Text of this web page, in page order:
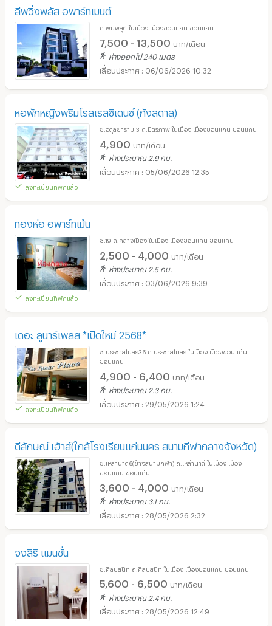
ลีพวิ่งพลัส อพาร์ทเมนต์
ถ.พิมพสุต ในเมือง เมืองขอนแก่น ขอนแก่น
7,500 - 13,500 บาท/เดือน
ห่างออกไป 240 เมตร
06/06/2026 10:32
หอพักหญิงพริมโรสเรสซิเดนซ์ (กังสดาล)
ลงทะเบียนที่พักแล้ว
ซ.อดุลยาราม 3 ถ.มิตรภาพ ในเมือง เมืองขอนแก่น ขอนแก่น
4,900 บาท/เดือน
ห่างประมาณ 2.9 กม.
05/06/2026 12:35
ทองห่อ อพาร์ทเม้น
ลงทะเบียนที่พักแล้ว
ซ.19 ถ.กลางเมือง ในเมือง เมืองขอนแก่น ขอนแก่น
2,500 - 4,000 บาท/เดือน
ห่างประมาณ 2.5 กม.
03/06/2026 9:39
เดอะ ลูนาร์เพลส *เปิดใหม่ 2568*
ลงทะเบียนที่พักแล้ว
ซ.ประชาสโมสร36 ถ.ประชาสโมสร ในเมือง เมืองขอนแก่น
ขอนแก่น
4,900 - 6,400 บาท/เดือน
ห่างประมาณ 2.3 กม.
29/05/2026 1:24
ดีลักษณ์ เฮ้าส์(ใกล้โรงเรียนแก่นนคร สนามกีฬากลางจังหวัด)
ซ.เหล่านาดี6(ข้างสนามกีฬา) ถ.เหล่านาดี ในเมือง เมือง
ขอนแก่น ขอนแก่น
3,600 - 4,000 บาท/เดือน
ห่างประมาณ 3.1 กม.
28/05/2026 2:32
จงสิริ แมนชั่น
ซ.ศิลปสนิท ถ.ศิลปสนิท ในเมือง เมืองขอนแก่น ขอนแก่น
5,600 - 6,500 บาท/เดือน
ห่างประมาณ 2.4 กม.
28/05/2026 12:49